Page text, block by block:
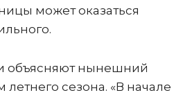
может оказаться
объясняют нынешний
сезона. «В начале